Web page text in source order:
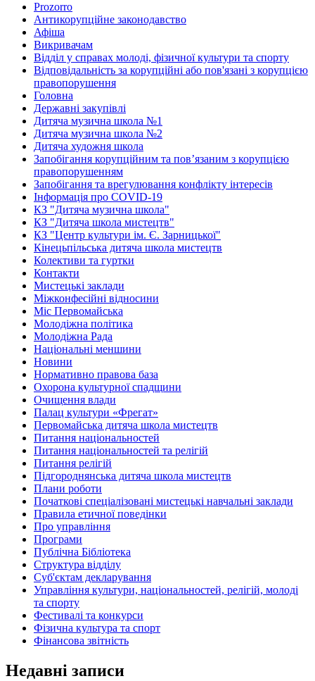
Prozorro
Антикорупційне законодавство
Афіша
Викривачам
Відділ у справах молоді, фізичної культури та спорту
Відповідальність за корупційні або пов'язані з корупцією
правопорушення
Головна
Державні закупівлі
Дитяча музична школа №1
Дитяча музична школа №2
Дитяча художня школа
Запобігання корупційним та пов’язаним з корупцією
правопорушенням
Запобігання та врегулювання конфлікту інтересів
Інформація про COVID-19
КЗ "Дитяча музична школа"
КЗ "Дитяча школа мистецтв"
КЗ "Центр культури ім. Є. Зарницької"
Кінецьпільська дитяча школа мистецтв
Колективи та гуртки
Контакти
Мистецькі заклади
Міжконфесійні відносини
Міс Первомайська
Молодіжна політика
Молодіжна Рада
Національні меншини
Новини
Нормативно правова база
Охорона культурної спадщини
Очищення влади
Палац культури «Фрегат»
Первомайська дитяча школа мистецтв
Питання національностей
Питання національностей та релігій
Питання релігій
Підгороднянська дитяча школа мистецтв
Плани роботи
Початкові спеціалізовані мистецькі навчальні заклади
Правила етичної поведінки
Про управління
Програми
Публічна Бібліотека
Структура відділу
Суб'єктам декларування
Управління культури, національностей, релігій, молоді
та спорту
Фестивалі та конкурси
Фізична культура та спорт
Фінансова звітність
Недавні записи